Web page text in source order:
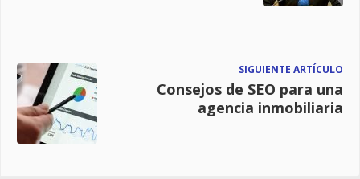
SIGUIENTE ARTÍCULO
Consejos de SEO para una
agencia inmobiliaria